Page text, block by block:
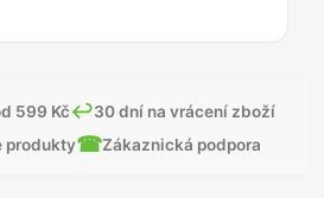
599 Kč↩30 dní na vrácení zboží
produkty☎Zákaznická podpora